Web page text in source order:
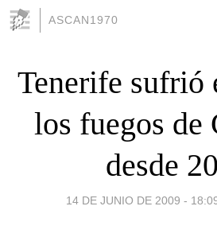
ASCAN1970
Tenerife sufrió
los fuegos de
desde
14 DE JUNIO DE 2009 -